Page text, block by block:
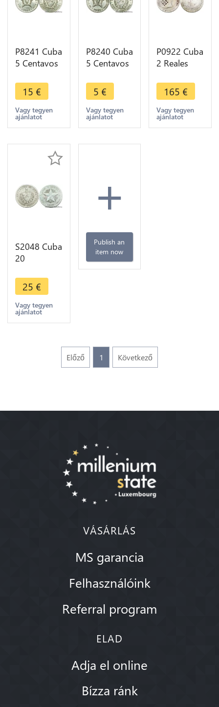
P8241 Cuba
5 Centavos
Libertad
1946 AU ->
M Offer
15 €
Vagy tegyen
ajánlatot
P8240 Cuba
5 Centavos
Libertad
1961 -> M
Offer
5 €
Vagy tegyen
ajánlatot
P0922 Cuba
2 Reales
Napoleon
1810 1841
Countermarked
Treillis Silver
165 €
Vagy tegyen
ajánlatot
S2048 Cuba
20
1920 Silver
-> Make
offer
25 €
Vagy tegyen
ajánlatot
+
Publish an
item now
Előző 1 Következő
VÁSÁRLÁS
MS garancia
Felhasználóink
Referral program
ELAD
Adja el online
Bízza ránk